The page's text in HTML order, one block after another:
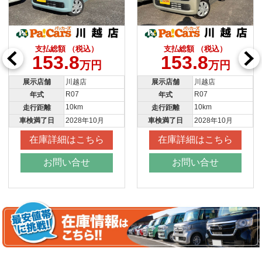
支払総額 （税込）
153.8万円
展示店舗
川越店
年式
R07
走行距離
10km
車検満了日
2028年10月
在庫詳細はこちら
お問い合せ
支払総額 （税込）
153.8万円
展示店舗
川越店
年式
R07
走行距離
10km
車検満了日
2028年10月
在庫詳細はこちら
お問い合せ